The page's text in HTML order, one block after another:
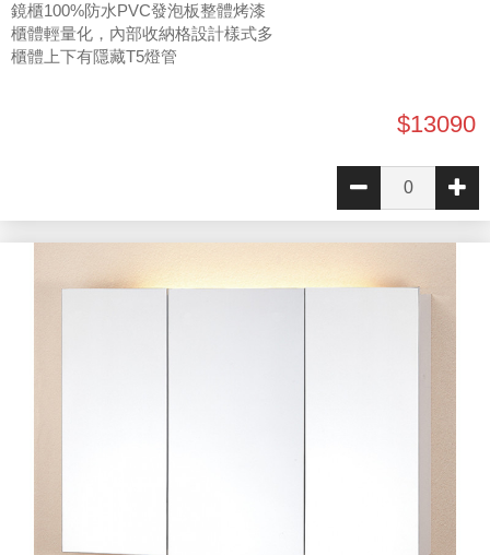
鏡櫃100%防水PVC發泡板整體烤漆
櫃體輕量化，內部收納格設計樣式多
櫃體上下有隱藏T5燈管
$13090